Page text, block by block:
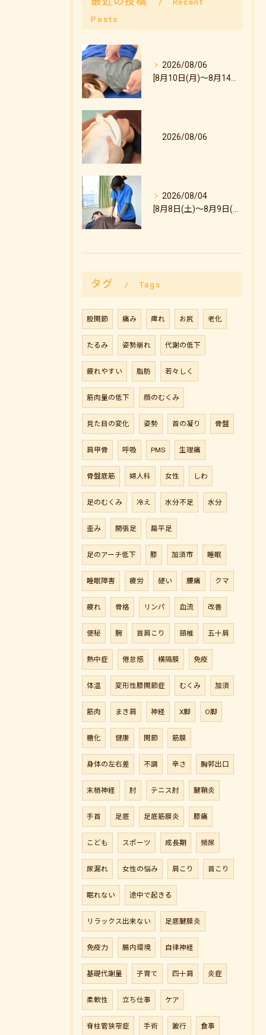
Posts
2026/08/06
2026/08/06
2026/08/04
タグ Tags
股関節 痛み 痺れ お尻 老化
たるみ 姿勢崩れ 代謝の低下
疲れやすい 脂肪 若々しく
筋肉量の低下 顔のむくみ
見た目の変化 姿勢 首の凝り 骨盤
肩甲骨 呼吸 PMS 生理痛
骨盤底筋 婦人科 女性 しわ
足のむくみ 冷え 水分不足 水分
歪み 開張足 扁平足
足のアーチ低下 膝 加須市 睡眠
睡眠障害 疲労 硬い 腰痛 クマ
疲れ 骨格 リンパ 血流 改善
便秘 腕 首肩こり 頸椎 五十肩
熱中症 倦怠感 横隔膜 免疫
体温 変形性膝関節症 むくみ 加須
筋肉 まき肩 神経 X脚 O脚
糖化 健康 関節 筋膜
身体の左右差 不調 辛さ 胸郭出口
末梢神経 肘 テニス肘 腱鞘炎
手首 足底 足底筋膜炎 膝痛
こども スポーツ 成長期 頻尿
尿漏れ 女性の悩み 肩こり 首こり
眠れない 途中で起きる
リラックス出来ない 足底腱膜炎
免疫力 腸内環境 自律神経
基礎代謝量 子育て 四十肩 炎症
柔軟性 立ち仕事 ケア
脊柱管狭窄症 手術 跛行 食事